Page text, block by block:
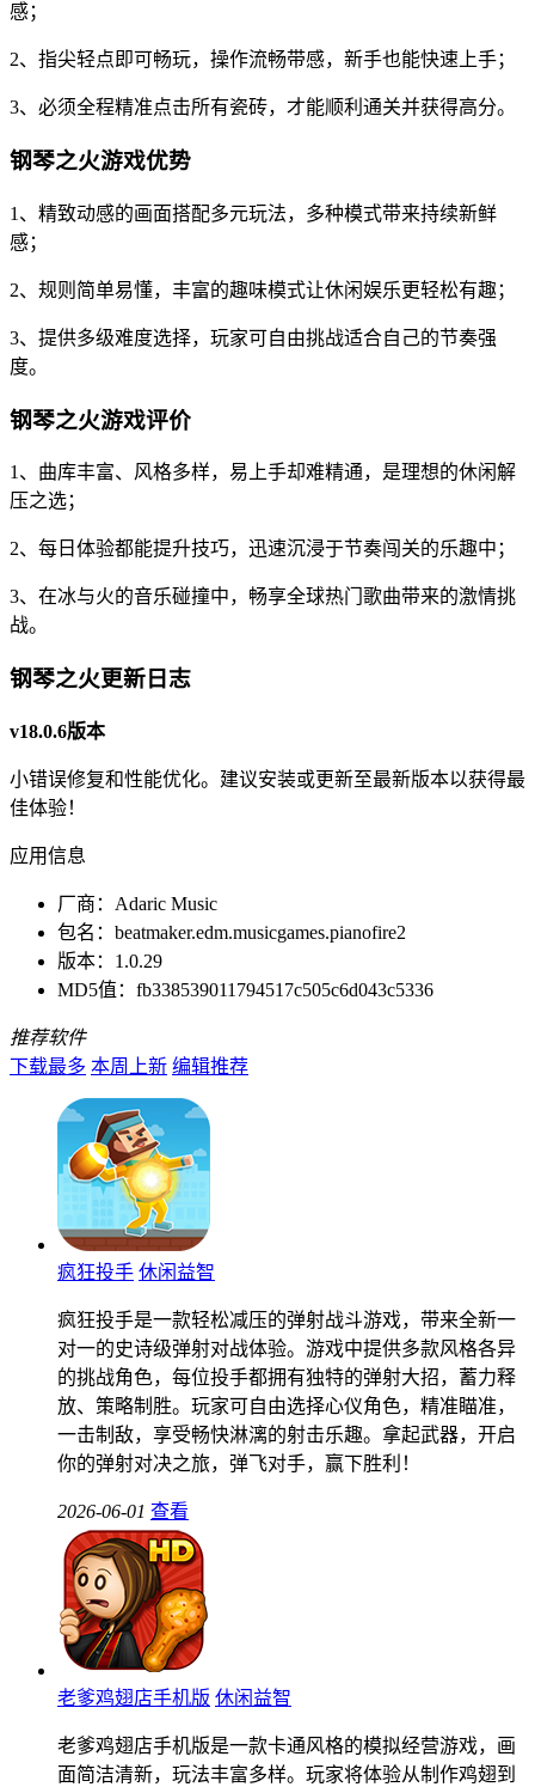
感；
2、指尖轻点即可畅玩，操作流畅带感，新手也能快速上手；
3、必须全程精准点击所有瓷砖，才能顺利通关并获得高分。
钢琴之火游戏优势
1、精致动感的画面搭配多元玩法，多种模式带来持续新鲜
感；
2、规则简单易懂，丰富的趣味模式让休闲娱乐更轻松有趣；
3、提供多级难度选择，玩家可自由挑战适合自己的节奏强
度。
钢琴之火游戏评价
1、曲库丰富、风格多样，易上手却难精通，是理想的休闲解
压之选；
2、每日体验都能提升技巧，迅速沉浸于节奏闯关的乐趣中；
3、在冰与火的音乐碰撞中，畅享全球热门歌曲带来的激情挑
战。
钢琴之火更新日志
v18.0.6版本
小错误修复和性能优化。建议安装或更新至最新版本以获得最
佳体验！
应用信息
厂商： Adaric Music
包名： beatmaker.edm.musicgames.pianofire2
版本： 1.0.29
MD5值： fb338539011794517c505c6d043c5336
推荐软件
下载最多 本周上新 编辑推荐
疯狂投手 休闲益智
疯狂投手是一款轻松减压的弹射战斗游戏，带来全新一
对一的史诗级弹射对战体验。游戏中提供多款风格各异
的挑战角色，每位投手都拥有独特的弹射大招，蓄力释
放、策略制胜。玩家可自由选择心仪角色，精准瞄准，
一击制敌，享受畅快淋漓的射击乐趣。拿起武器，开启
你的弹射对决之旅，弹飞对手，赢下胜利！
2026-06-01 查看
老爹鸡翅店手机版 休闲益智
老爹鸡翅店手机版是一款卡通风格的模拟经营游戏，画
面简洁清新，玩法丰富多样。玩家将体验从制作鸡翅到